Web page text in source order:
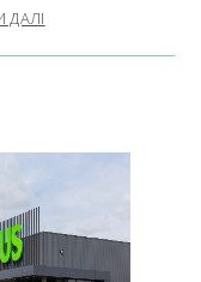
ДАЛІ